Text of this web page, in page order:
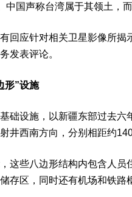
中国声称台湾属于其领土，
回应针对相关卫星影像所
发表评论。
形”设施
础设施，以新疆东部过去
井西南方向，分别相距约
这些八边形结构内包含人
存区，同时还有机场和铁路